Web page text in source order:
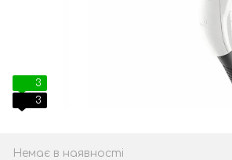
3
3
Немає в наявності